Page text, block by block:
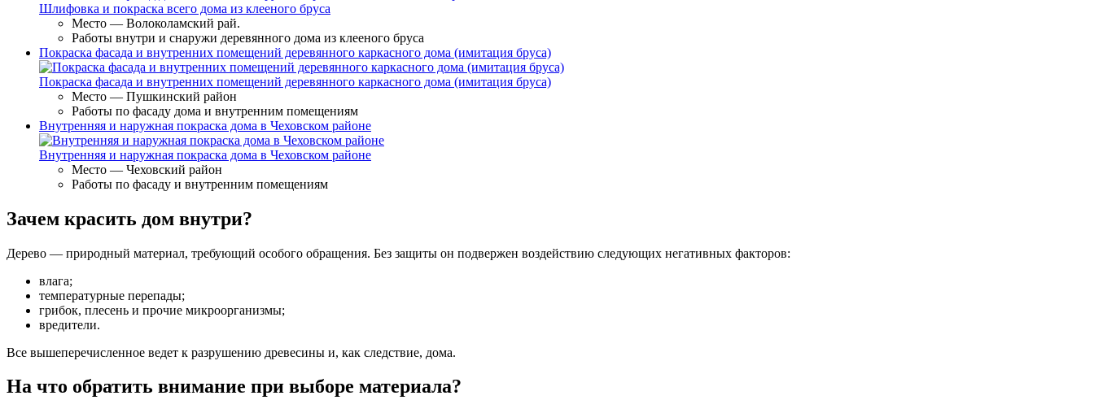
Шлифовка и покраска всего дома из клееного бруса
Место — Волоколамский рай.
Работы внутри и снаружи деревянного дома из клееного бруса
Покраска фасада и внутренних помещений деревянного каркасного дома (имитация бруса)
Покраска фасада и внутренних помещений деревянного каркасного дома (имитация бруса)
Место — Пушкинский район
Работы по фасаду дома и внутренним помещениям
Внутренняя и наружная покраска дома в Чеховском районе
Внутренняя и наружная покраска дома в Чеховском районе
Место — Чеховский район
Работы по фасаду и внутренним помещениям
Зачем красить дом внутри?
Дерево — природный материал, требующий особого обращения. Без защиты он подвержен воздействию следующих негативных факторов:
влага;
температурные перепады;
грибок, плесень и прочие микроорганизмы;
вредители.
Все вышеперечисленное ведет к разрушению древесины и, как следствие, дома.
На что обратить внимание при выборе материала?